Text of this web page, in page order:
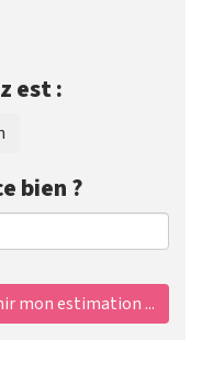
est :
bien ?
mon estimation ...